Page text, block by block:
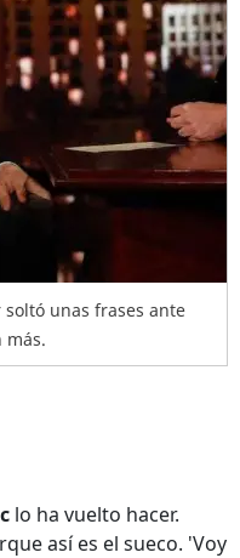
unas frases ante
más.
lo ha vuelto hacer.
así es el sueco. 'Voy